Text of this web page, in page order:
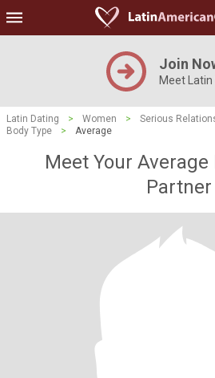
Join
Meet Latin
Latin Dating > Women > Serious
Body Type
> Average
Meet Your
Partner